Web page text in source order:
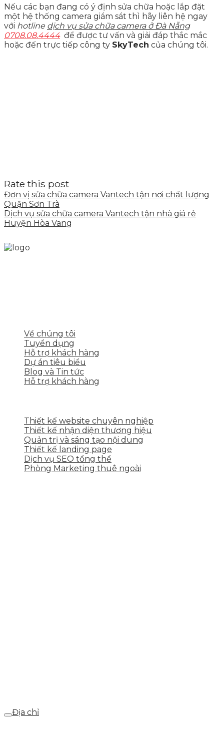
Nếu các bạn đang có ý định sửa chữa hoặc lắp đặt
một hệ thống camera giám sát thì hãy liên hệ ngay
với hotline dịch vụ sửa chữa camera ở Đà Nẵng
0708.08.4444 để được tư vấn và giải đáp thắc mắc
hoặc đến trực tiếp công ty SkyTech của chúng tôi.
Rate this post
Đơn vị sửa chữa camera Vantech tận nơi chất lượng
Quận Sơn Trà
Dịch vụ sửa chữa camera Vantech tận nhà giá rẻ
Huyện Hòa Vang
Về chúng tôi
Tuyển dụng
Hỗ trợ khách hàng
Dự án tiêu biểu
Blog và Tin tức
Hỗ trợ khách hàng
Thiết kế website chuyên nghiệp
Thiết kế nhận diện thương hiệu
Quản trị và sáng tạo nội dung
Thiết kế landing page
Dịch vụ SEO tổng thể
Phòng Marketing thuê ngoài
Địa chỉ